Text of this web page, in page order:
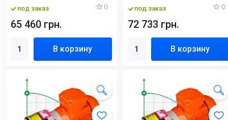
под заказ 0
65 460 грн.
В корзину
под заказ 0
72 733 грн.
В корзину